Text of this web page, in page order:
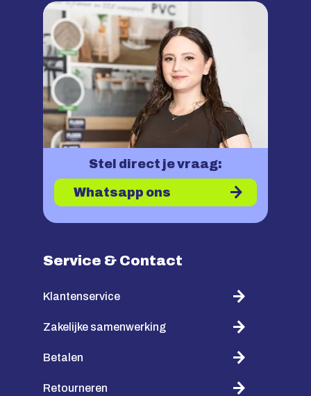
Stel direct je vraag:
Whatsapp ons
Service & Contact
Klantenservice
Zakelijke samenwerking
Betalen
Retourneren